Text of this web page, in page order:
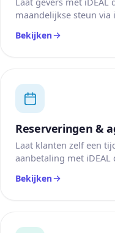
maandelijkse steun via
Bekijken
Reserveringen &
Laat klanten zelf een
aanbetaling met iDEAL
Bekijken